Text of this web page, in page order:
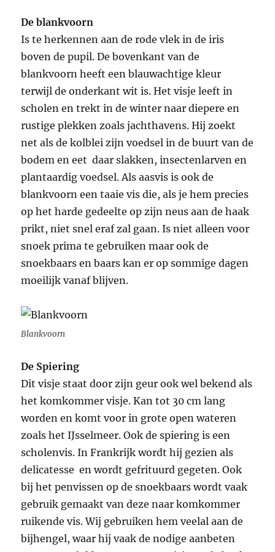
De blankvoorn
Is te herkennen aan de rode vlek in de iris
boven de pupil. De bovenkant van de
blankvoorn heeft een blauwachtige kleur
terwijl de onderkant wit is. Het visje leeft in
scholen en trekt in de winter naar diepere en
rustige plekken zoals jachthavens. Hij zoekt
net als de kolblei zijn voedsel in de buurt van de
bodem en eet daar slakken, insectenlarven en
plantaardig voedsel. Als aasvis is ook de
blankvoorn een taaie vis die, als je hem precies
op het harde gedeelte op zijn neus aan de haak
prikt, niet snel eraf zal gaan. Is niet alleen voor
snoek prima te gebruiken maar ook de
snoekbaars en baars kan er op sommige dagen
moeilijk vanaf blijven.
Blankvoorn
De Spiering
Dit visje staat door zijn geur ook wel bekend als
het komkommer visje. Kan tot 30 cm lang
worden en komt voor in grote open wateren
zoals het IJsselmeer. Ook de spiering is een
scholenvis. In Frankrijk wordt hij gezien als
delicatesse en wordt gefrituurd gegeten. Ook
bij het penvissen op de snoekbaars wordt vaak
gebruik gemaakt van deze naar komkommer
ruikende vis. Wij gebruiken hem veelal aan de
bijhengel, waar hij vaak de nodige aanbeten